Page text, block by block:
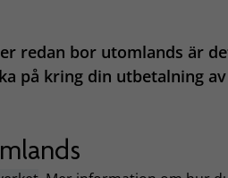
redan bor utomlands är
på kring din utbetalning av